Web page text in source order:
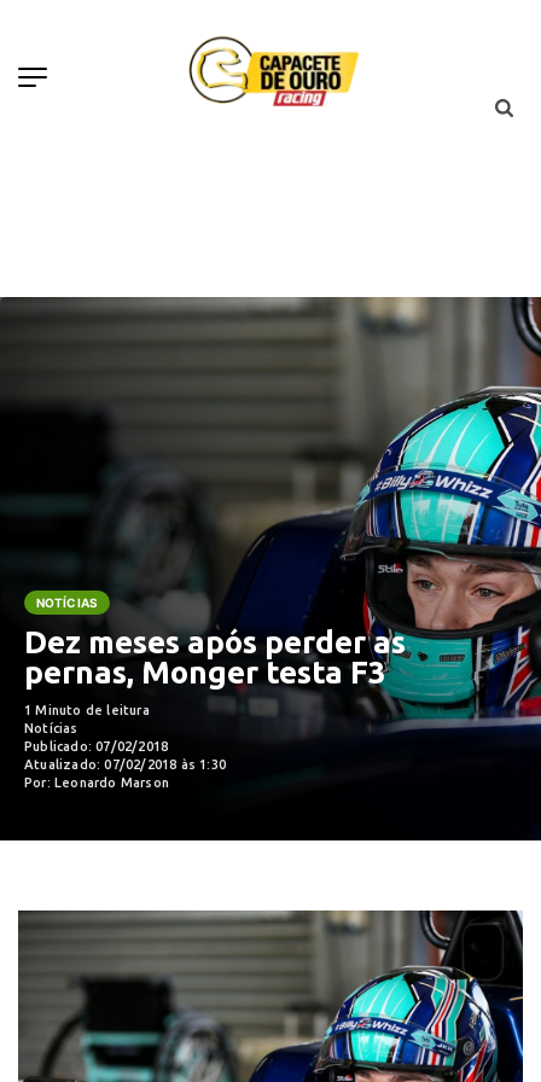
NOTÍCIAS
Dez meses após perder as
pernas, Monger testa F3
1 Minuto de leitura
Notícias
Publicado: 07/02/2018
Atualizado: 07/02/2018 às 1:30
Por: Leonardo Marson